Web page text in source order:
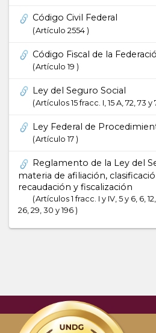
Código Civil Federal
Artículo 2554
Código Fiscal de la
Artículo 19
Ley del Seguro Social
Artículos 15 fracc. I, 15 A, 72, 73 y
Ley Federal de
Artículo 17
Reglamento de la Ley del
materia de afiliación,
recaudación y fiscalización
Artículos 1 fracc. I y IV, 5 y 6, 6, 12,
26, 29, 30 y 196